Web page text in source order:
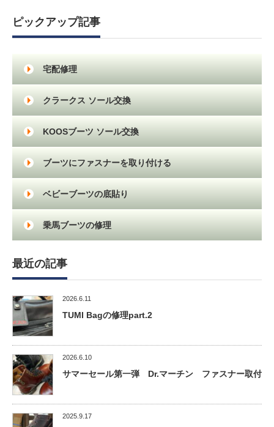
ピックアップ記事
宅配修理
クラークス ソール交換
KOOSブーツ ソール交換
ブーツにファスナーを取り付ける
ベビーブーツの底貼り
乗馬ブーツの修理
最近の記事
2026.6.11
TUMI Bagの修理part.2
2026.6.10
サマーセール第一弾 Dr.マーチン ファスナー取付
2025.9.17